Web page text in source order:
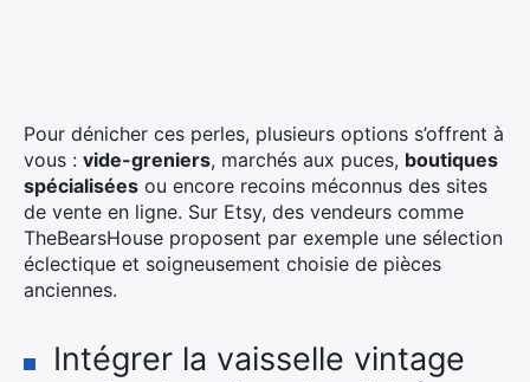
Pour dénicher ces perles, plusieurs options s’offrent à
vous : vide-greniers, marchés aux puces, boutiques
spécialisées ou encore recoins méconnus des sites
de vente en ligne. Sur Etsy, des vendeurs comme
TheBearsHouse proposent par exemple une sélection
éclectique et soigneusement choisie de pièces
anciennes.
Intégrer la vaisselle vintage